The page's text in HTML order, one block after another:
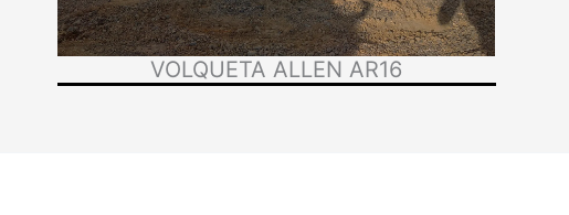
VOLQUETA ALLEN AR16